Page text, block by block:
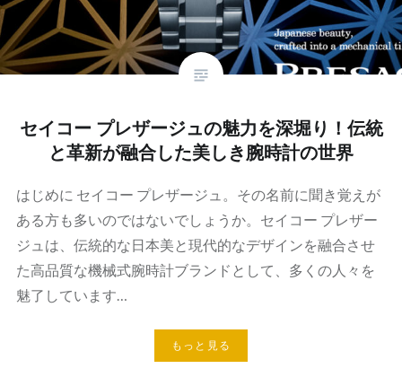
セイコー プレザージュの魅力を深堀り！伝統
と革新が融合した美しき腕時計の世界
はじめに セイコー プレザージュ。その名前に聞き覚えが
ある方も多いのではないでしょうか。セイコー プレザー
ジュは、伝統的な日本美と現代的なデザインを融合させ
た高品質な機械式腕時計ブランドとして、多くの人々を
魅了しています…
もっと見る